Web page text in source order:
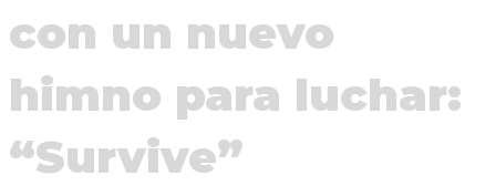
con un nuevo
himno para luchar:
“Survive”